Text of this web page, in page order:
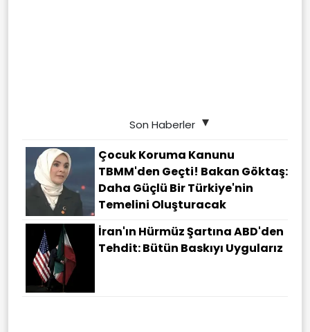
Son Haberler
Çocuk Koruma Kanunu
TBMM'den Geçti! Bakan Göktaş:
Daha Güçlü Bir Türkiye'nin
Temelini Oluşturacak
İran'ın Hürmüz Şartına ABD'den
Tehdit: Bütün Baskıyı Uygularız